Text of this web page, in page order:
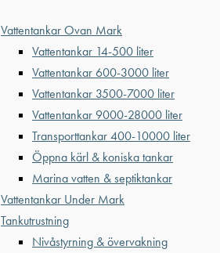
Vattentankar Ovan Mark
Vattentankar 14-500 liter
Vattentankar 600-3000 liter
Vattentankar 3500-7000 liter
Vattentankar 9000-28000 liter
Transporttankar 400-10000 liter
Öppna kärl & koniska tankar
Marina vatten & septiktankar
Vattentankar Under Mark
Tankutrustning
Nivåstyrning & övervakning